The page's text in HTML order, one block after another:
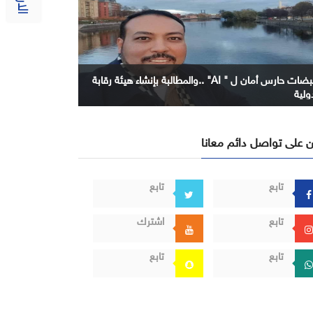
نبضات حارس أمان ل " AI" ..والمطالبة بإنشاء هيئة رقابة
على تواصل دائم معانا
تابع
تابع
تابع
اشترك
تابع
تابع